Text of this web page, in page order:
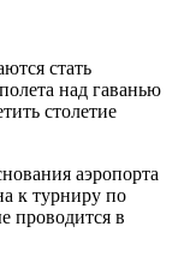
стать
над гаванью
столетие
аэропорта
к турниру по
проводится в